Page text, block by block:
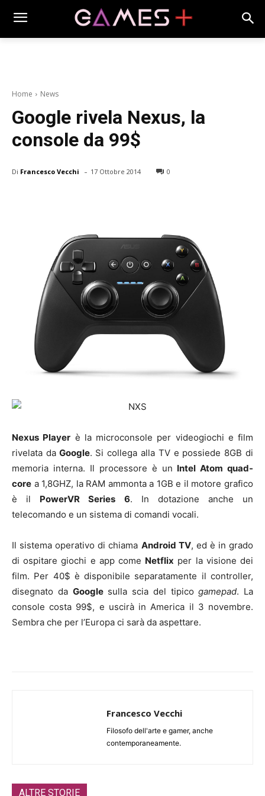
Home News
Google rivela Nexus, la
console da 99$
Di Francesco Vecchi - 17 Ottobre 2014 0
Nexus Player è la microconsole per videogiochi e film
rivelata daGoogle. Si collega alla TV e possiede 8GB di
memoria interna. Il processore è un Intel Atom quad-
core a 1,8GHZ, la RAM ammonta a 1GB e il motore grafico
è il PowerVR Series 6. In dotazione anche un
telecomando e un sistema di comandi vocali.
Il sistema operativo di chiama Android TV, ed è in grado
di ospitare giochi e app come Netflix per la visione dei
film. Per 40$ è disponibile separatamente il controller,
disegnato da Googlesulla scia del tipicogamepad. La
console costa 99$, e uscirà in America il 3 novembre.
Sembra che per l’Europa ci sarà da aspettare.
Francesco Vecchi
Filosofo dell'arte e gamer, anche
contemporaneamente.
ALTRE STORIE